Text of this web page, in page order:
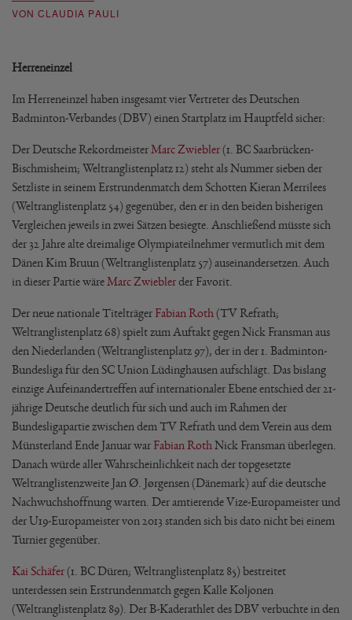
VON CLAUDIA PAULI
Herreneinzel
Im Herreneinzel haben insgesamt vier Vertreter des Deutschen
Badminton-Verbandes (DBV) einen Startplatz im Hauptfeld sicher:
Der Deutsche RekordmeisterMarc Zwiebler(1. BC Saarbrücken-
Bischmisheim; Weltranglistenplatz 12) steht als Nummer sieben der
Setzliste in seinem Erstrundenmatch dem Schotten Kieran Merrilees
(Weltranglistenplatz 54) gegenüber, den er in den beiden bisherigen
Vergleichen jeweils in zwei Sätzen besiegte. Anschließend müsste sich
der 32 Jahre alte dreimalige Olympiateilnehmer vermutlich mit dem
Dänen Kim Bruun (Weltranglistenplatz 57) auseinandersetzen. Auch
in dieser Partie wäreMarc Zwieblerder Favorit.
Der neue nationale Titelträger Fabian Roth (TV Refrath;
Weltranglistenplatz 68) spielt zum Auftakt gegen Nick Fransman aus
den Niederlanden (Weltranglistenplatz 97), der in der 1. Badminton-
Bundesliga für den SC Union Lüdinghausen aufschlägt. Das bislang
einzige Aufeinandertreffen auf internationaler Ebene entschied der 21-
jährige Deutsche deutlich für sich und auch im Rahmen der
Bundesligapartie zwischen dem TV Refrath und dem Verein aus dem
Münsterland Ende Januar war Fabian Roth Nick Fransman überlegen.
Danach würde aller Wahrscheinlichkeit nach der topgesetzte
Weltranglistenzweite Jan Ø. Jørgensen (Dänemark) auf die deutsche
Nachwuchshoffnung warten. Der amtierende Vize-Europameister und
der U19-Europameister von 2013 standen sich bis dato nicht bei einem
Turnier gegenüber.
Kai Schäfer(1. BC Düren; Weltranglistenplatz 85) bestreitet
unterdessen sein Erstrundenmatch gegen Kalle Koljonen
(Weltranglistenplatz 89). Der B-Kaderathlet des DBV verbuchte in den